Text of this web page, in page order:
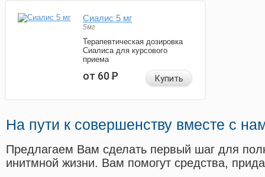
Сиалис 5 мг
5мг
Терапевтическая дозировка
Сиалиса для курсового
приема
от 60Р Купить
На пути к совершенству вместе с
Предлагаем Вам сделать первый шаг для
инитмной жизни. Вам помогут средства,